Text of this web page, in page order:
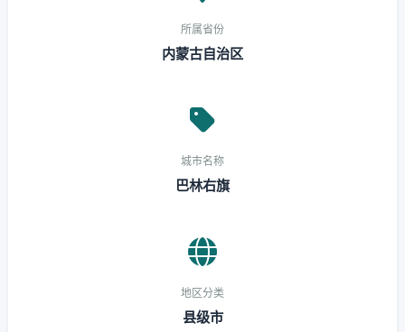
所属省份
内蒙古自治区
城市名称
巴林右旗
地区分类
县级市